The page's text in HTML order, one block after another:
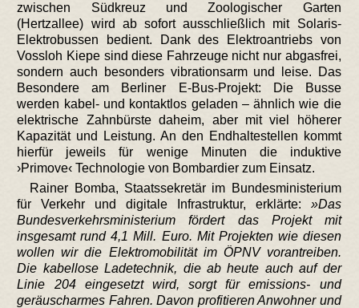
zwischen Südkreuz und Zoologischer Garten
(Hertzallee) wird ab sofort ausschließlich mit Solaris-
Elektrobussen bedient. Dank des Elektroantriebs von
Vossloh Kiepe sind diese Fahrzeuge nicht nur abgasfrei,
sondern auch besonders vibrationsarm und leise. Das
Besondere am Berliner E-Bus-Projekt: Die Busse
werden kabel- und kontaktlos geladen – ähnlich wie die
elektrische Zahnbürste daheim, aber mit viel höherer
Kapazität und Leistung. An den Endhaltestellen kommt
hierfür jeweils für wenige Minuten die induktive
›Primove‹ Technologie von Bombardier zum Einsatz.
Rainer Bomba, Staatssekretär im Bundesministerium
für Verkehr und digitale Infrastruktur, erklärte:
Das
Bundesverkehrsministerium fördert das Projekt mit
insgesamt rund 4,1 Mill. Euro. Mit Projekten wie diesen
wollen wir die Elektromobilität im ÖPNV vorantreiben.
Die kabellose Ladetechnik, die ab heute auch auf der
Linie 204 eingesetzt wird, sorgt für emissions- und
geräuscharmes Fahren. Davon profitieren Anwohner und